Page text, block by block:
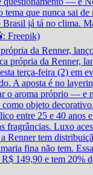
da Renner,